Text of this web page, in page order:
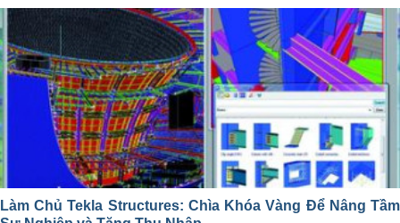
Làm Chủ Tekla Structures: Chìa Khóa Vàng Để Nâng Tầm